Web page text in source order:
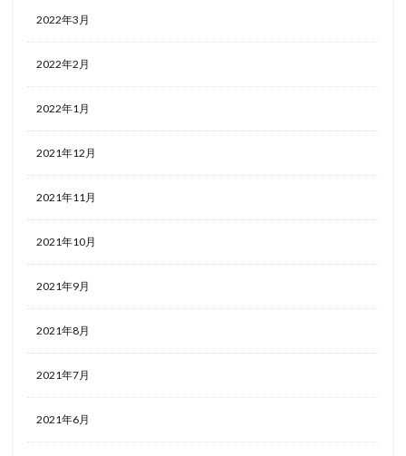
2022年3月
2022年2月
2022年1月
2021年12月
2021年11月
2021年10月
2021年9月
2021年8月
2021年7月
2021年6月